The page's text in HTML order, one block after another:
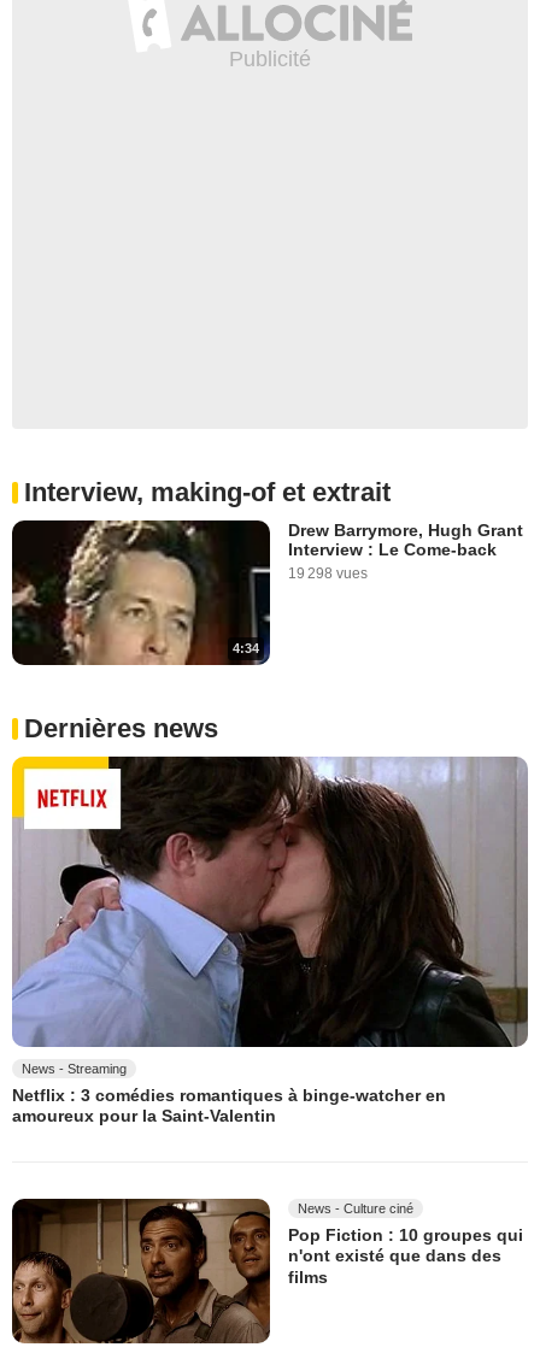
Interview, making-of et extrait
4:34
Drew Barrymore, Hugh Grant
Interview : Le Come-back
19 298 vues
Dernières news
News - Streaming
Netflix : 3 comédies romantiques à binge-watcher en
amoureux pour la Saint-Valentin
News - Culture ciné
Pop Fiction : 10 groupes qui
n'ont existé que dans des
films